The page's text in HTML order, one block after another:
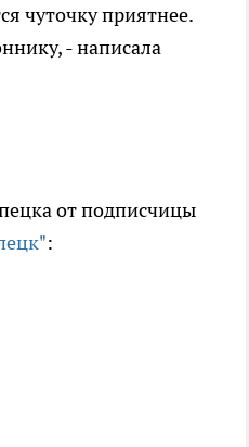
чуточку приятнее.
- написала
от подписчицы
: